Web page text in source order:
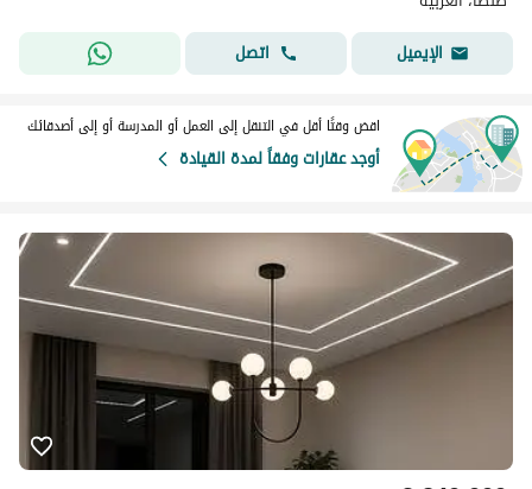
الإيميل
اتصل
اقض وقتًا أقل في التنقل إلى العمل أو المدرسة أو إلى أصدقائك
أوجد عقارات وفقاً لمدة القيادة